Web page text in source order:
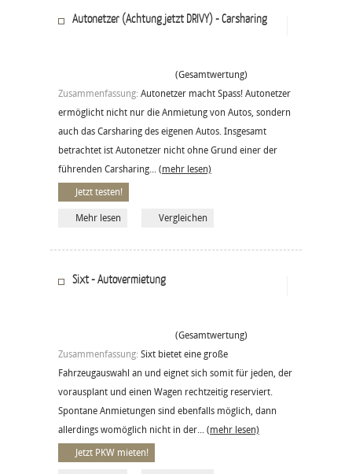
Autonetzer (Achtung jetzt DRIVY) - Carsharing
(Gesamtwertung)
Zusammenfassung: Autonetzer macht Spass! Autonetzer
ermöglicht nicht nur die Anmietung von Autos, sondern
auch das Carsharing des eigenen Autos. Insgesamt
betrachtet ist Autonetzer nicht ohne Grund einer der
führenden Carsharing... (mehr lesen)
Jetzt testen!
Mehr lesen Vergleichen
Sixt - Autovermietung
(Gesamtwertung)
Zusammenfassung: Sixt bietet eine große
Fahrzeugauswahl an und eignet sich somit für jeden, der
vorausplant und einen Wagen rechtzeitig reserviert.
Spontane Anmietungen sind ebenfalls möglich, dann
allerdings womöglich nicht in der... (mehr lesen)
Jetzt PKW mieten!